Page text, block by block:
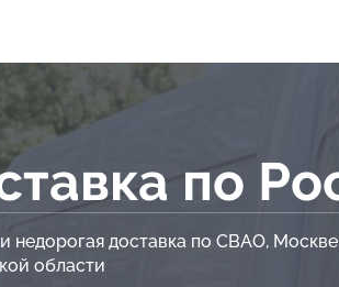
по
недорогая доставка по СВАО,
области